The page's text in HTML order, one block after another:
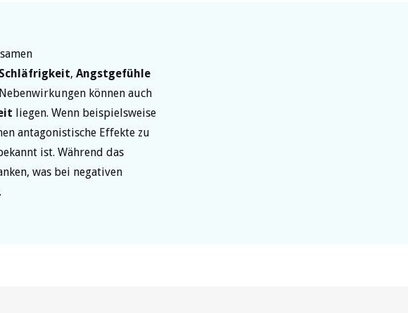
Schläfrigkeit, Angstgefühle
können auch
liegen. Wenn beispielsweise
antagonistische Effekte zu
ist. Während das
was bei negativen